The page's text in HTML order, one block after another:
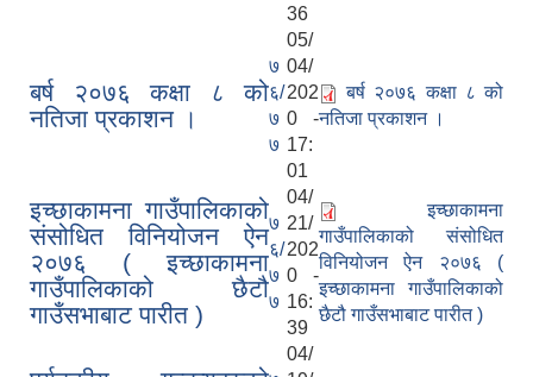
36
बर्ष २०७६ कक्षा ८ को
नतिजा प्रकाशन ।
७
६/
७
७
05/
04/
202
0 -
17:
01
बर्ष २०७६ कक्षा ८ को
नतिजा प्रकाशन ।
इच्छाकामना गाउँपालिकाको
संसोधित विनियोजन ऐन
२०७६ ( इच्छाकामना
गाउँपालिकाको छैटौ
गाउँसभाबाट पारीत )
७
६/
७
७
04/
21/
202
0 -
16:
39
इच्छाकामना
गाउँपालिकाको संसोधित
विनियोजन ऐन २०७६ (
इच्छाकामना गाउँपालिकाको
छैटौ गाउँसभाबाट पारीत )
04/